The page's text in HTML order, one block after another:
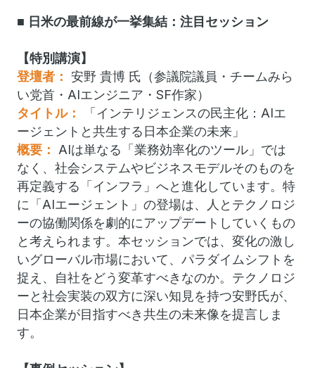
■ 日米の最前線が一挙集結：注目セッション
【特別講演】
登壇者： 安野 貴博 氏（参議院議員・チームみら
い党首・AIエンジニア・SF作家）
タイトル：
「インテリジェンスの民主化：AIエ
ージェントと共生する日本企業の未来」
概要：
AIは単なる「業務効率化のツール」では
なく、社会システムやビジネスモデルそのものを
再定義する「インフラ」へと進化しています。特
に「AIエージェント」の登場は、人とテクノロジ
ーの協働関係を劇的にアップデートしていくもの
と考えられます。本セッションでは、変化の激し
いグローバル市場において、パラダイムシフトを
捉え、自社をどう変革すべきなのか。テクノロジ
ーと社会実装の双方に深い知見を持つ安野氏が、
日本企業が目指すべき共生の未来像を提言しま
す。